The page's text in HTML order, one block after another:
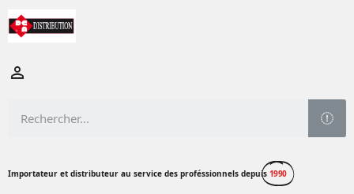

Importateur et distributeur au service des proféssionnels depuis 1990